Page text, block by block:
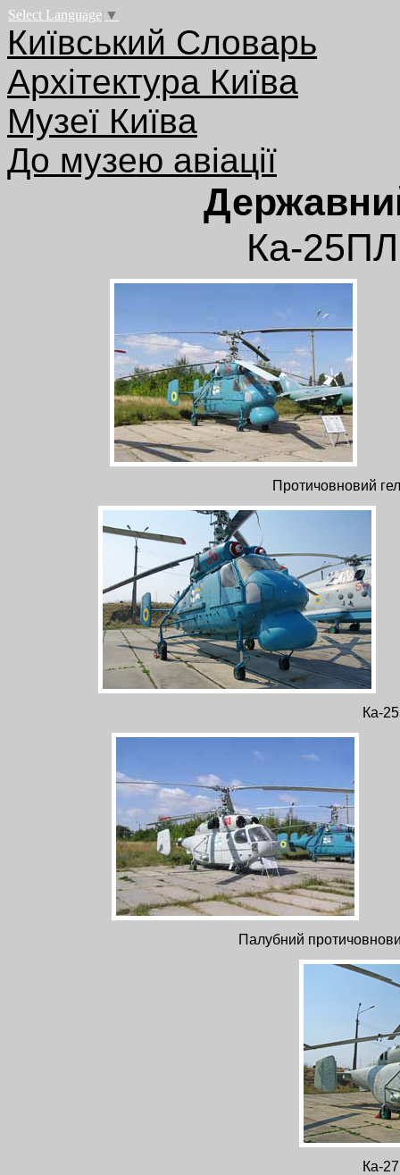
Select Language ▼
Київський Словарь
Архітектура Київа
Музеї Київа
До музею авіації
Ка-
Протичовновий
Ка-
Палубний
Ка-